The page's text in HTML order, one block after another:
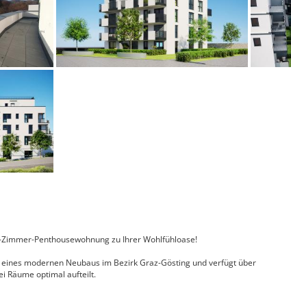
Penthousewohnung zu Ihrer Wohlfühloase!
modernen Neubaus im Bezirk Graz-Gösting und verfügt über
Räume optimal aufteilt.